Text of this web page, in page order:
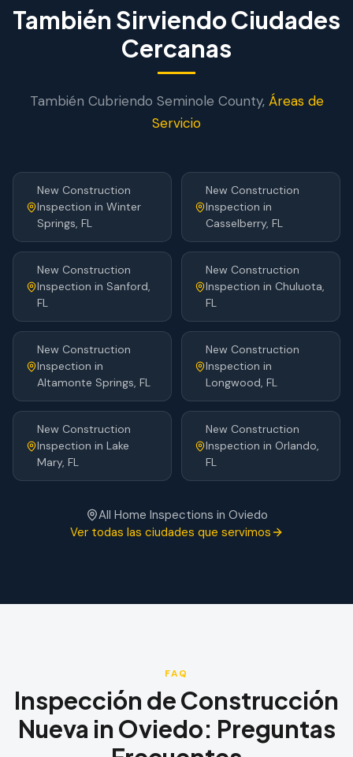
También Sirviendo Ciudades
Cercanas
También Cubriendo Seminole County, Áreas de
Servicio
New Construction
Inspection in Winter
Springs, FL
New Construction
Inspection in
Casselberry, FL
New Construction
Inspection in Sanford,
FL
New Construction
Inspection in Chuluota,
FL
New Construction
Inspection in
Altamonte Springs, FL
New Construction
Inspection in
Longwood, FL
New Construction
Inspection in Lake
Mary, FL
New Construction
Inspection in Orlando,
FL
All Home Inspections in Oviedo
Ver todas las ciudades que servimos
FAQ
Inspección de Construcción
Nueva in Oviedo: Preguntas